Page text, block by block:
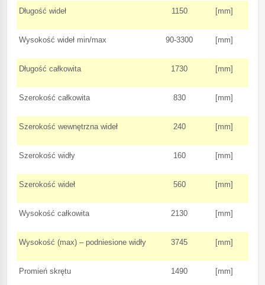
Długość wideł 1150 [mm]
Wysokość wideł min/max 90-3300 [mm]
Długość całkowita 1730 [mm]
Szerokość całkowita 830 [mm]
Szerokość wewnętrzna wideł 240 [mm]
Szerokość widły 160 [mm]
Szerokość wideł 560 [mm]
Wysokość całkowita 2130 [mm]
Wysokość (max) – podniesione widły 3745 [mm]
Promień skrętu 1490 [mm]